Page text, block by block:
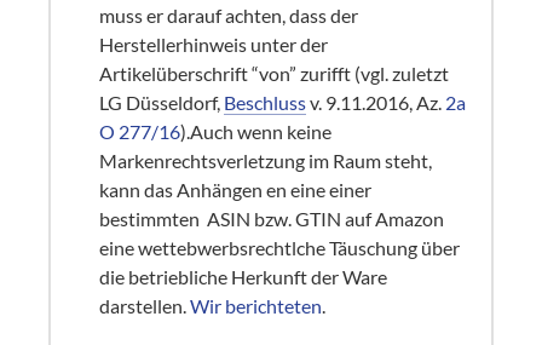
muss er darauf achten, dass der
Herstellerhinweis unter der
Artikelüberschrift “von” zurifft (vgl. zuletzt
LG Düsseldorf, Beschlussv. 9.11.2016, Az. 2a
O 277/16).Auch wenn keine
Markenrechtsverletzung im Raum steht,
kann das Anhängen en eine einer
bestimmten ASIN bzw. GTIN auf Amazon
eine wettebwerbsrechtlche Täuschung über
die betriebliche Herkunft der Ware
darstellen.Wir berichteten.